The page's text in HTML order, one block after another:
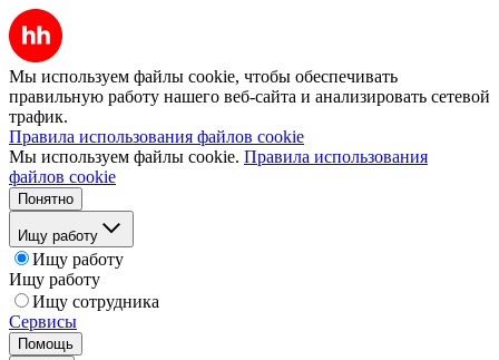
Мы используем файлы cookie, чтобы обеспечивать
правильную работу нашего веб-сайта и анализировать сетевой
трафик.
Правила использования файлов cookie
Мы используем файлы cookie. Правила использования
файлов cookie
Понятно
Ищу работу
Ищу работу
Ищу работу
Ищу сотрудника
Сервисы
Помощь